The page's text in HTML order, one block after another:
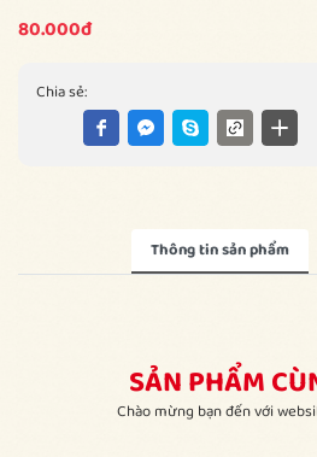
80.000đ
Chia sẻ:
Thông tin sản phẩm
SẢN PHẨM
Chào mừng bạn đến với